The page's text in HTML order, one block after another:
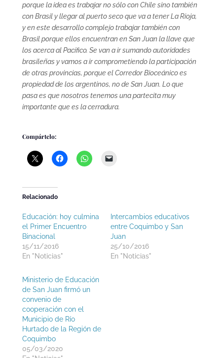
porque la idea es trabajar no sólo con Chile sino también
con Brasil y llegar al puerto seco que va a tener La Rioja,
y en este desarrollo complejo trabajar también con
Brasil porque ellos encuentran en San Juan la llave que
los acerca al Pacífico. Se van a ir sumando autoridades
brasileñas y vamos a ir comprometiendo la participación
de otras provincias, porque el Corredor Bioceánico es
propiedad de los argentinos, no de San Juan. Lo que
pasa es que nosotros tenemos una partecita muy
importante que es la cerradura.
Compártelo:
Relacionado
Educación: hoy culmina
el Primer Encuentro
Binacional
15/11/2016
En "Noticias"
Intercambios educativos
entre Coquimbo y San
Juan
25/10/2016
En "Noticias"
Ministerio de Educación
de San Juan firmó un
convenio de
cooperación con el
Municipio de Río
Hurtado de la Región de
Coquimbo
05/03/2020